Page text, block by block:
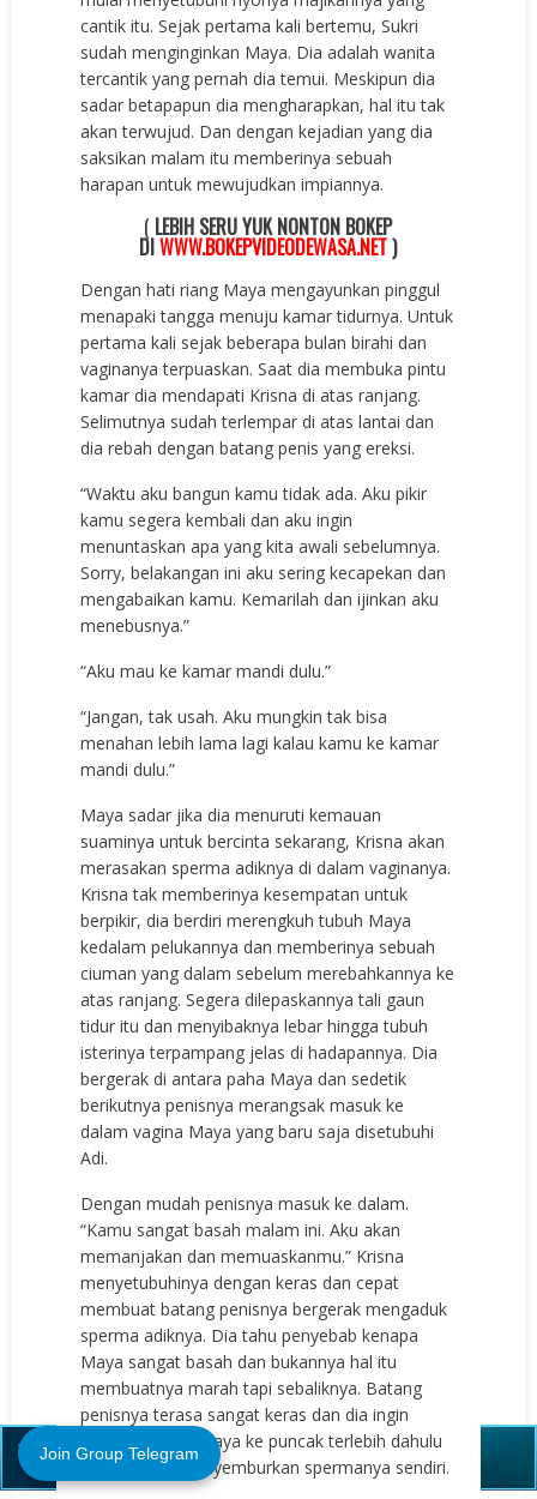
cantik itu. Sejak pertama kali bertemu, Sukri
sudah menginginkan Maya. Dia adalah wanita
tercantik yang pernah dia temui. Meskipun dia
sadar betapapun dia mengharapkan, hal itu tak
akan terwujud. Dan dengan kejadian yang dia
saksikan malam itu memberinya sebuah
harapan untuk mewujudkan impiannya.
( LEBIH SERU YUK NONTON BOKEP
DIWWW.BOKEPVIDEODEWASA.NET)
Dengan hati riang Maya mengayunkan pinggul
menapaki tangga menuju kamar tidurnya. Untuk
pertama kali sejak beberapa bulan birahi dan
vaginanya terpuaskan. Saat dia membuka pintu
kamar dia mendapati Krisna di atas ranjang.
Selimutnya sudah terlempar di atas lantai dan
dia rebah dengan batang penis yang ereksi.
“Waktu aku bangun kamu tidak ada. Aku pikir
kamu segera kembali dan aku ingin
menuntaskan apa yang kita awali sebelumnya.
Sorry, belakangan ini aku sering kecapekan dan
mengabaikan kamu. Kemarilah dan ijinkan aku
menebusnya.”
“Aku mau ke kamar mandi dulu.”
“Jangan, tak usah. Aku mungkin tak bisa
menahan lebih lama lagi kalau kamu ke kamar
mandi dulu.”
Maya sadar jika dia menuruti kemauan
suaminya untuk bercinta sekarang, Krisna akan
merasakan sperma adiknya di dalam vaginanya.
Krisna tak memberinya kesempatan untuk
berpikir, dia berdiri merengkuh tubuh Maya
kedalam pelukannya dan memberinya sebuah
ciuman yang dalam sebelum merebahkannya ke
atas ranjang. Segera dilepaskannya tali gaun
tidur itu dan menyibaknya lebar hingga tubuh
isterinya terpampang jelas di hadapannya. Dia
bergerak di antara paha Maya dan sedetik
berikutnya penisnya merangsak masuk ke
dalam vagina Maya yang baru saja disetubuhi
Adi.
Dengan mudah penisnya masuk ke dalam.
“Kamu sangat basah malam ini. Aku akan
memanjakan dan memuaskanmu.” Krisna
menyetubuhinya dengan keras dan cepat
membuat batang penisnya bergerak mengaduk
sperma adiknya. Dia tahu penyebab kenapa
Maya sangat basah dan bukannya hal itu
membuatnya marah tapi sebaliknya. Batang
penisnya terasa sangat keras dan dia ingin
mengantarkan Maya ke puncak terlebih dahulu
sebelum dia menyemburkan spermanya sendiri.
Close (X)
Join Group Telegram